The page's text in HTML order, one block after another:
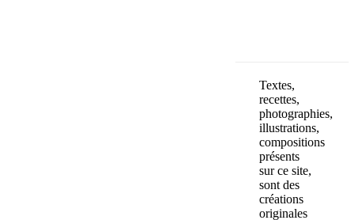
Textes,
recettes,
photographies,
illustrations,
compositions
présents
sur ce site,
sont des
créations
originales